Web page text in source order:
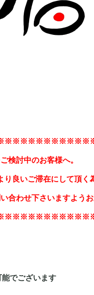
検討中のお客様へ。
り良いご滞在にして頂く
合わせ下さいますようお
でございます